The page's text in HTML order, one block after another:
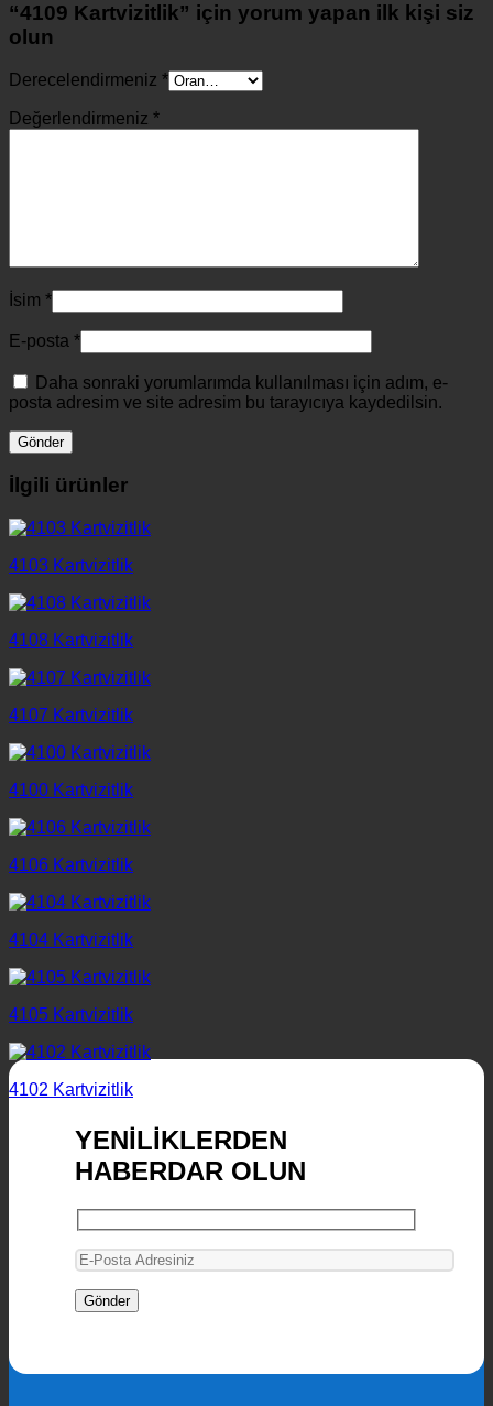
“4109 Kartvizitlik” için yorum yapan ilk kişi siz
olun
Derecelendirmeniz *
Değerlendirmeniz *
İsim *
E-posta *
Daha sonraki yorumlarımda kullanılması için adım, e-
posta adresim ve site adresim bu tarayıcıya kaydedilsin.
İlgili ürünler
4103 Kartvizitlik
4108 Kartvizitlik
4107 Kartvizitlik
4100 Kartvizitlik
4106 Kartvizitlik
4104 Kartvizitlik
4105 Kartvizitlik
4102 Kartvizitlik
YENİLİKLERDEN
HABERDAR OLUN